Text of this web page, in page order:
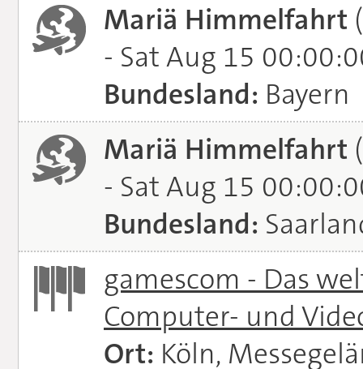
Mariä Himmelfahrt
- Sat Aug 15
Bundesland: Bayern
Mariä Himmelfahrt
- Sat Aug 15
Bundesland:
gamescom - Das
Computer- und
Ort: Köln,